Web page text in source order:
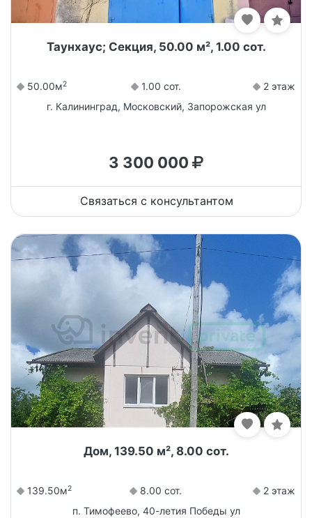
Таунхаус; Секция, 50.00 м², 1.00 сот.
50.00м2 1.00 сот.
2 этаж
г. Калининград, Московский, Запорожская ул
3 300 000
Связаться с консультантом
Дом, 139.50 м², 8.00 сот.
139.50м2 8.00 сот.
2 этаж
п. Тимофеево, 40-летия Победы ул